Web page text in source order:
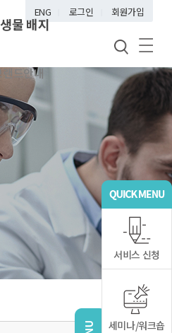
ENG 로그인 회원가입
물 배지
드안내
서비스 신청
세미나/워크숍